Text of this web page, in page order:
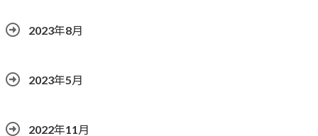
2023年8月
2023年5月
2022年11月